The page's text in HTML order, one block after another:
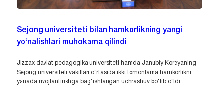
Sejong universiteti bilan hamkorlikning yangi
yo‘nalishlari muhokama qilindi
Jizzax davlat pedagogika universiteti hamda Janubiy Koreyaning
Sejong universiteti vakillari o‘rtasida ikki tomonlama hamkorlikni
yanada rivojlantirishga bag‘ishlangan uchrashuv bo‘lib o‘tdi.